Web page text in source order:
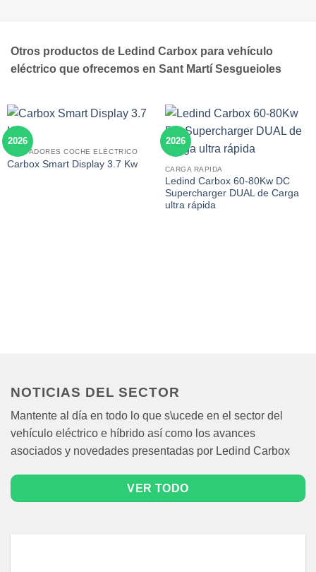
Otros productos de Ledind Carbox para vehículo
eléctrico que ofrecemos en Sant Martí Sesgueioles
2026
CARGADORES COCHE ELÉCTRICO
Carbox Smart Display 3.7 Kw
2026
CARGA RAPIDA
Ledind Carbox 60-80Kw DC
Supercharger DUAL de Carga
ultra rápida
NOTICIAS DEL SECTOR
Mantente al día en todo lo que s\ucede en el sector del
vehículo eléctrico e híbrido así como los avances
asociados y novedades presentadas por Ledind Carbox
VER TODO